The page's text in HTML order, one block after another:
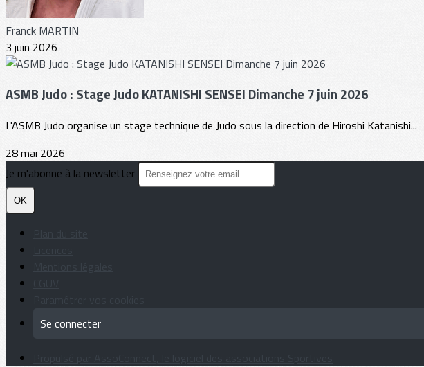
Franck MARTIN
3 juin 2026
ASMB Judo : Stage Judo KATANISHI SENSEI Dimanche 7 juin 2026
L'ASMB Judo organise un stage technique de Judo sous la direction de Hiroshi Katanishi...
28 mai 2026
Je m'abonne à la newsletter
OK
Se connecter